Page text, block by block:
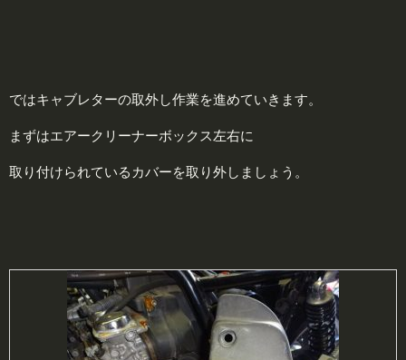
ではキャブレターの取外し作業を進めていきます。
まずはエアークリーナーボックス左右に
取り付けられているカバーを取り外しましょう。